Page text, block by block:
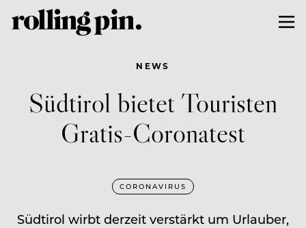
NEWS
Südtirol bietet Touristen
Gratis-Coronatest
CORONAVIRUS
Südtirol wirbt derzeit verstärkt um Urlauber,